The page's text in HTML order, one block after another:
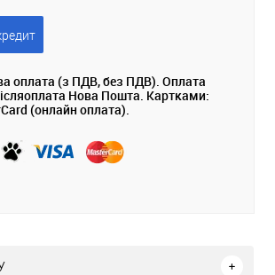
оплата (з ПДВ, без ПДВ). Оплата
Нова Пошта. Картками:
(онлайн оплата).